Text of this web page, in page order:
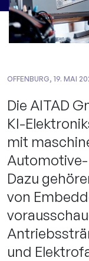
OFFENBURG, 19. MAI
Die AITAD
KI-
mit
Dazu
von
und